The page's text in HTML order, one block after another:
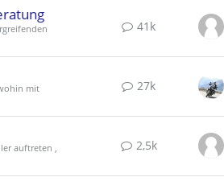
41k
mit
27k
auftreten ,
2,5k